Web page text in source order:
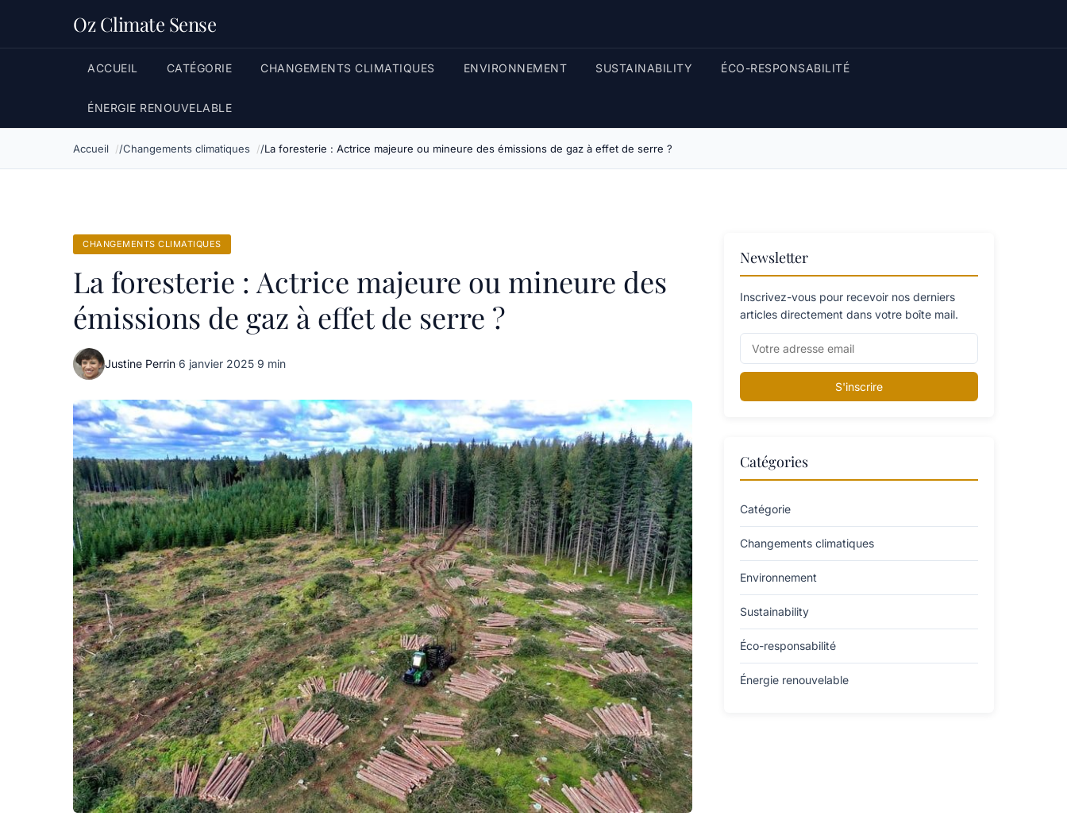
Oz Climate Sense
ACCUEIL CATÉGORIE CHANGEMENTS CLIMATIQUES ENVIRONNEMENT SUSTAINABILITY ÉCO-RESPONSABILITÉ
ÉNERGIE RENOUVELABLE
Accueil Changements climatiques La foresterie : Actrice majeure ou mineure des émissions de gaz à effet de serre ?
CHANGEMENTS CLIMATIQUES
La foresterie : Actrice majeure ou mineure des
émissions de gaz à effet de serre ?
Justine Perrin·6 janvier 2025·9 min
Newsletter
Inscrivez-vous pour recevoir nos derniers
articles directement dans votre boîte mail.
S'inscrire
Catégories
Catégorie
Changements climatiques
Environnement
Sustainability
Éco-responsabilité
Énergie renouvelable